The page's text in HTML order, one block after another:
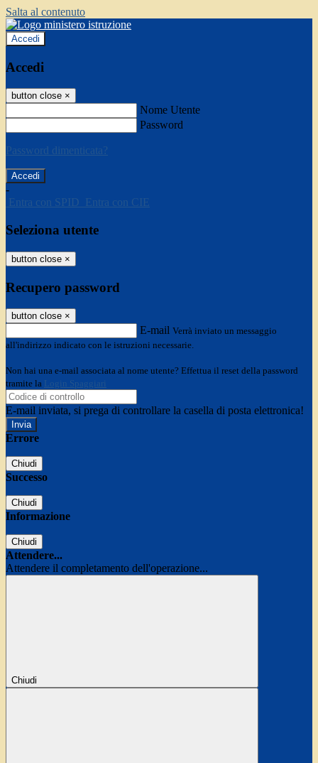
Salta al contenuto
Accedi
Accedi
button close ×
Nome Utente
Password
Password dimenticata?
-
Entra con SPID
Entra con CIE
Seleziona utente
button close ×
Recupero password
button close ×
E-mail Verrà inviato un messaggio
all'indirizzo indicato con le istruzioni necessarie.
Non hai una e-mail associata al nome utente? Effettua il reset della password
tramite la Login Spaggiari
E-mail inviata, si prega di controllare la casella di posta elettronica!
Errore
Chiudi
Successo
Chiudi
Informazione
Chiudi
Attendere...
Attendere il completamento dell'operazione...
Chiudi